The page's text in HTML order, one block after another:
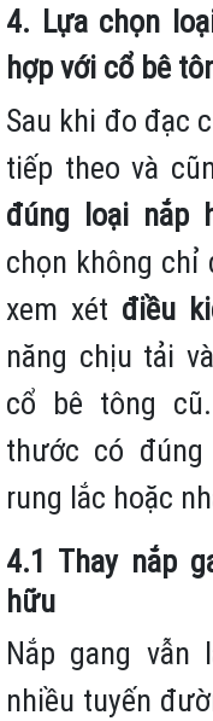
4. Lựa chọn
hợp với cổ bê
Sau khi đo đạc
tiếp theo và
đúng loại nắp
chọn không chỉ
xem xét điều
năng chịu tải
cổ bê tông
thước có
rung lắc hoặc
4.1 Thay nắp
hữu
Nắp gang
nhiều tuyến